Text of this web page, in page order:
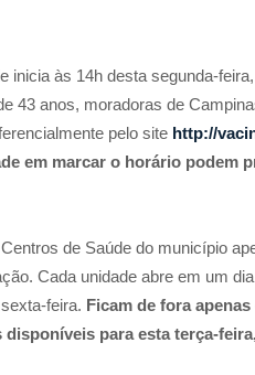
inicia às 14h desta segunda-
43 anos, moradoras de
pelo site http://
em marcar o horário podem
de Saúde do município
Cada unidade abre em um
feira. Ficam de fora
para esta terça-